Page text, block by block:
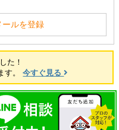
ールを登録
た！
す。今すぐ見る